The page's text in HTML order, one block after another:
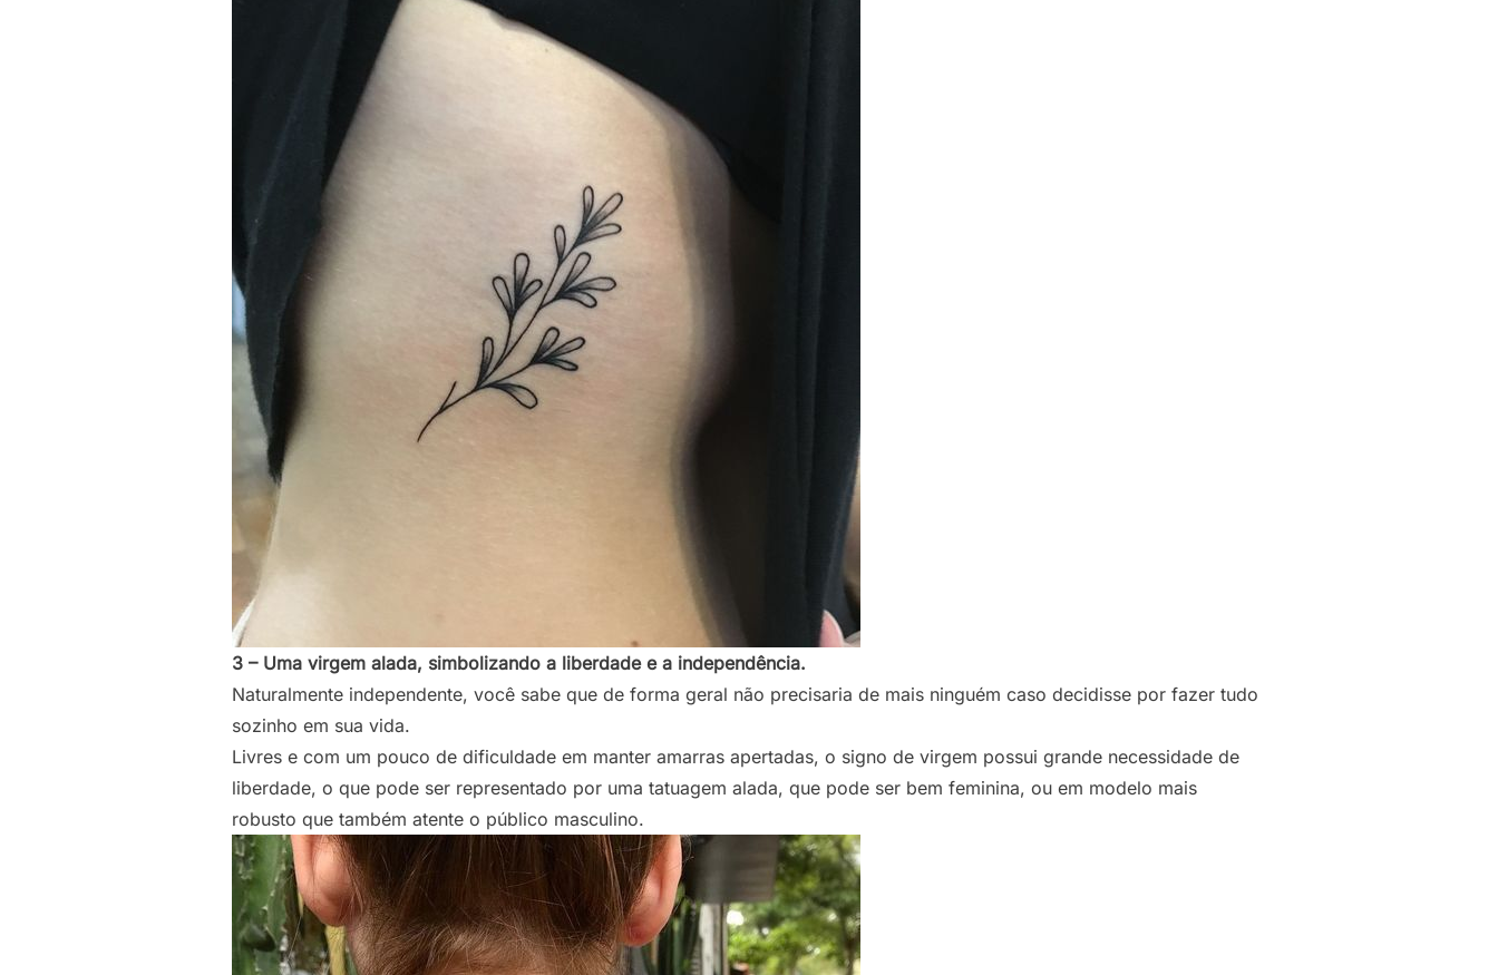
3 – Uma virgem alada, simbolizando a liberdade e a independência.
Naturalmente independente, você sabe que de forma geral não precisaria de mais ninguém caso decidisse por fazer tudo
sozinho em sua vida.
Livres e com um pouco de dificuldade em manter amarras apertadas, o signo de virgem possui grande necessidade de
liberdade, o que pode ser representado por uma tatuagem alada, que pode ser bem feminina, ou em modelo mais
robusto que também atente o público masculino.